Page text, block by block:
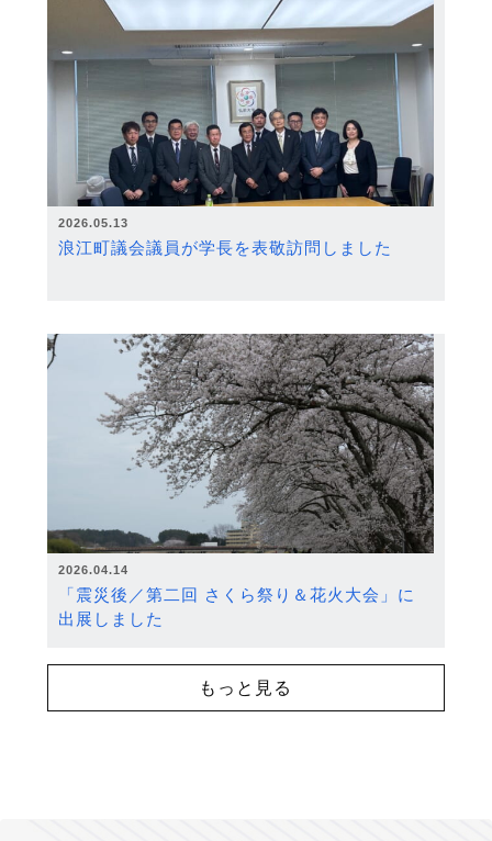
2026.05.13
浪江町議会議員が学長を表敬訪問しました
2026.04.14
「震災後／第二回 さくら祭り＆花火大会」に
出展しました
もっと見る